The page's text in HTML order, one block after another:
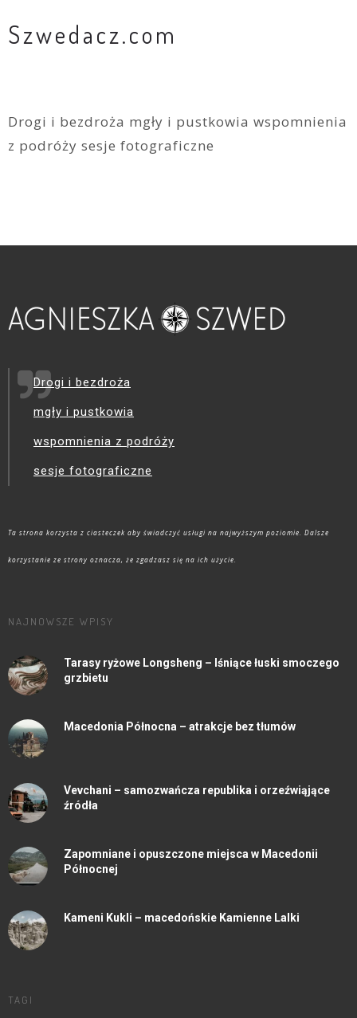
Szwedacz.com
Drogi i bezdroża mgły i pustkowia wspomnienia
z podróży sesje fotograficzne
Drogi i bezdroża
mgły i pustkowia
wspomnienia z podróży
sesje fotograficzne
Ta strona korzysta z ciasteczek aby świadczyć usługi na najwyższym poziomie. Dalsze
korzystanie ze strony oznacza, że zgadzasz się na ich użycie.
NAJNOWSZE WPISY
Tarasy ryżowe Longsheng – lśniące łuski smoczego
grzbietu
Macedonia Północna – atrakcje bez tłumów
Vevchani – samozwańcza republika i orzeźwiąjące
źródła
Zapomniane i opuszczone miejsca w Macedonii
Północnej
Kameni Kukli – macedońskie Kamienne Lalki
TAGI